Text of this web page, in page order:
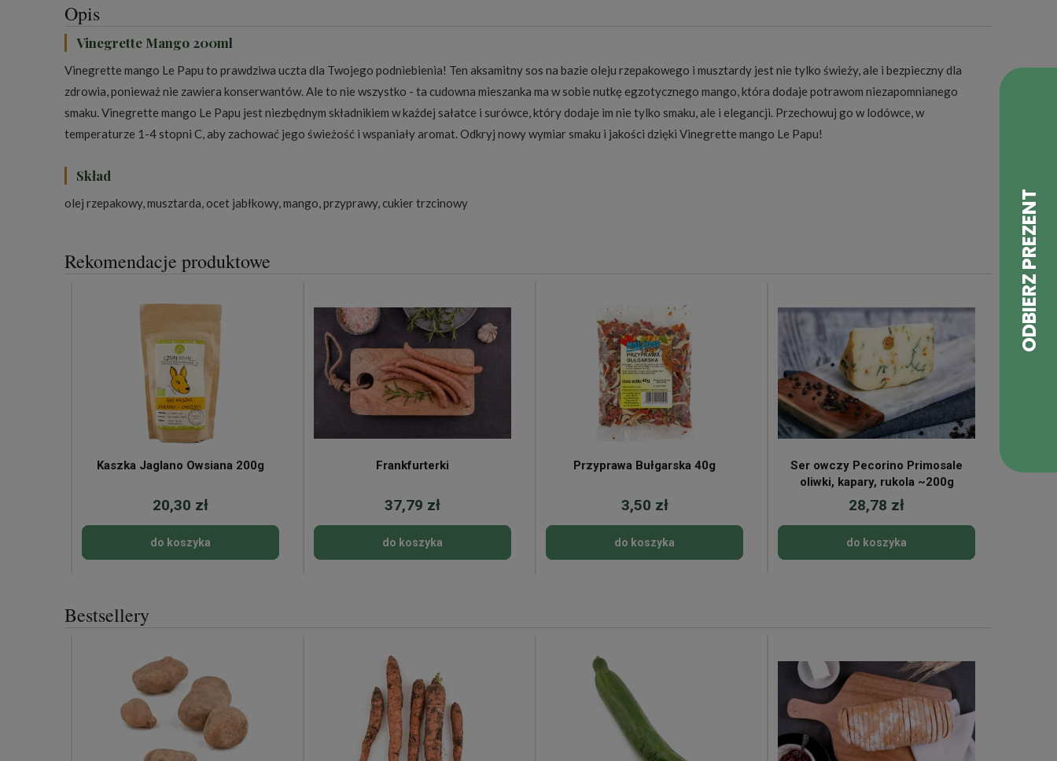
Opis
Vinegrette Mango 200ml
Vinegrette mango Le Papu to prawdziwa uczta dla Twojego podniebienia! Ten aksamitny sos na bazie oleju rzepakowego i musztardy jest nie tylko świeży, ale i bezpieczny dla
zdrowia, ponieważ nie zawiera konserwantów. Ale to nie wszystko - ta cudowna mieszanka ma w sobie nutkę egzotycznego mango, która dodaje potrawom niezapomnianego
smaku. Vinegrette mango Le Papu jest niezbędnym składnikiem w każdej sałatce i surówce, który dodaje im nie tylko smaku, ale i elegancji. Przechowuj go w lodówce, w
temperaturze 1-4 stopni C, aby zachować jego świeżość i wspaniały aromat. Odkryj nowy wymiar smaku i jakości dzięki Vinegrette mango Le Papu!
Skład
olej rzepakowy, musztarda, ocet jabłkowy, mango, przyprawy, cukier trzcinowy
Rekomendacje produktowe
Kaszka Jaglano Owsiana 200g
20,30 zł
do koszyka
Frankfurterki
37,79 zł
do koszyka
Przyprawa Bułgarska 40g
3,50 zł
do koszyka
Ser owczy Pecorino Primosale
oliwki, kapary, rukola ~200g
28,78 zł
do koszyka
Bestsellery